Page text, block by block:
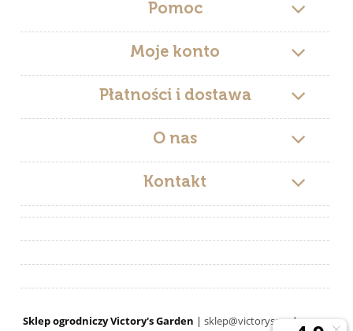
Pomoc
Moje konto
Płatności i dostawa
O nas
Kontakt
Sklep ogrodniczy Victory's Garden | sklep@victorysgarden.com